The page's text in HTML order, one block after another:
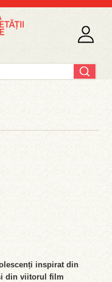
inspirat din
din viitorul film